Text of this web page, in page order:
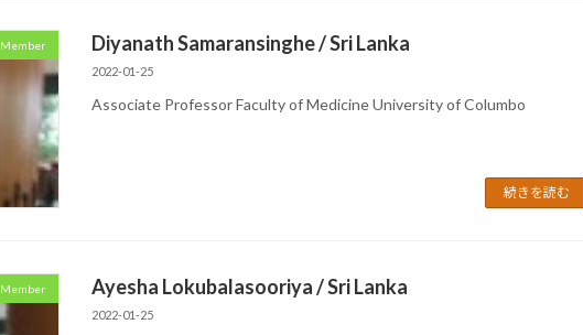
Member Diyanath Samaransinghe / Sri Lanka
2022-01-25
Associate Professor Faculty of Medicine University of Columbo
続きを読む
Member Ayesha Lokubalasooriya / Sri Lanka
2022-01-25